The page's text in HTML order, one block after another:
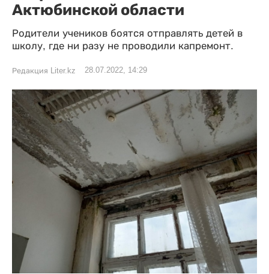
Актюбинской области
Родители учеников боятся отправлять детей в
школу, где ни разу не проводили капремонт.
Редакция Liter.kz 28.07.2022, 14:29